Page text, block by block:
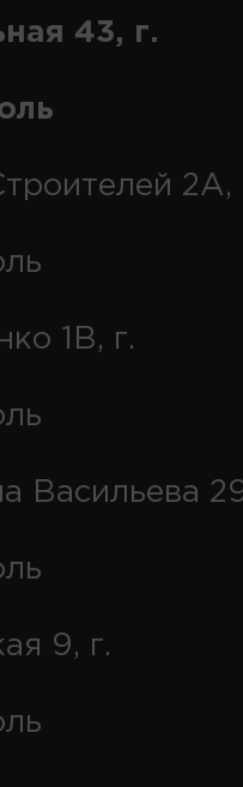
43, г.
2А,
1В, г.
Васильева
9, г.